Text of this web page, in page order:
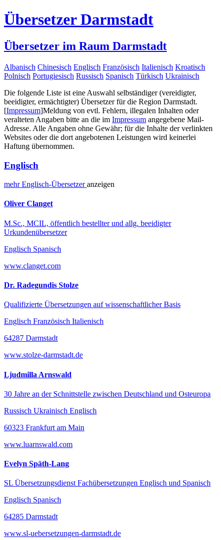
Übersetzer Darmstadt
Übersetzer im Raum Darmstadt
Albanisch Chinesisch Englisch Französisch Italienisch Kroatisch
Polnisch Portugiesisch Russisch Spanisch Türkisch Ukrainisch
Die folgende Liste ist eine Auswahl selbständiger (vereidigter,
beeidigter, ermächtigter) Übersetzer für die Region Darmstadt.
[Impressum]Meldung von evtl. Fehlern, illegalen Inhalten oder
veralteten Angaben bitte an die im Impressum angegebene Mail-
Adresse. Alle Angaben ohne Gewähr; für die Inhalte der verlinkten
Websites oder die dort angebotenen Leistungen wird keinerlei
Haftung übernommen.
Englisch
mehrEnglisch-Übersetzeranzeigen
Oliver Clanget
M.Sc., MCIL, öffentlich bestellter und allg. beeidigter
Urkundenübersetzer
Englisch Spanisch
www.clanget.com
Dr. Radegundis Stolze
Qualifizierte Übersetzungen auf wissenschaftlicher Basis
Englisch Französisch Italienisch
64287 Darmstadt
www.stolze-darmstadt.de
Ljudmilla Arnswald
30 Jahre an der Schnittstelle zwischen Deutschland und Osteuropa
Russisch Ukrainisch Englisch
60323 Frankfurt am Main
www.luarnswald.com
Evelyn Späth-Lang
SL Übersetzungsdienst Fachübersetzungen Englisch und Spanisch
Englisch Spanisch
64285 Darmstadt
www.sl-uebersetzungen-darmstadt.de